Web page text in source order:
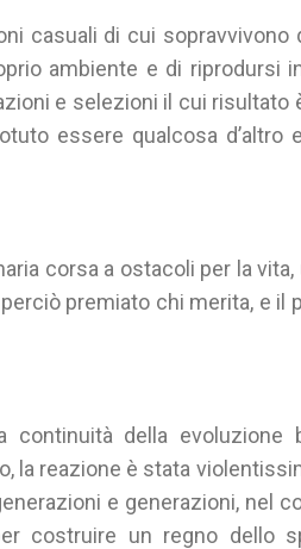
casuali di cui
ambiente e di riprodursi
e selezioni il cui risultato
essere qualcosa d’altro
corsa a ostacoli per la
premiato chi merita, e il
continuità della evoluzione
la reazione è stata
e generazioni, nel
costruire un regno dello